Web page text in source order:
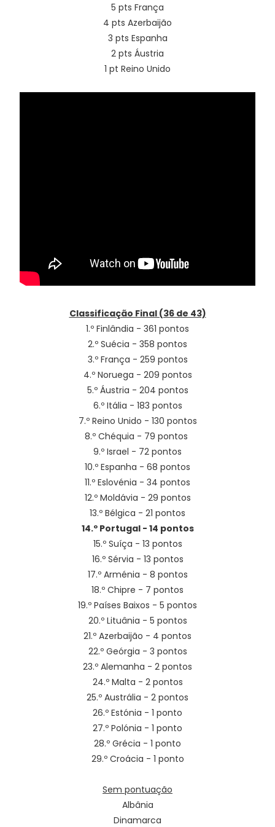
5 pts França
4 pts Azerbaijão
3 pts Espanha
2 pts Áustria
1 pt Reino Unido
Classificação Final (36 de 43)
1.º Finlândia - 361 pontos
2.º Suécia - 358 pontos
3.º França - 259 pontos
4.º Noruega - 209 pontos
5.º Áustria - 204 pontos
6.º Itália - 183 pontos
7.º Reino Unido - 130 pontos
8.º Chéquia - 79 pontos
9.º Israel - 72 pontos
10.º Espanha - 68 pontos
11.º Eslovénia - 34 pontos
12.º Moldávia - 29 pontos
13.º Bélgica - 21 pontos
14.º Portugal - 14 pontos
15.º Suíça - 13 pontos
16.º Sérvia - 13 pontos
17.º Arménia - 8 pontos
18.º Chipre - 7 pontos
19.º Países Baixos - 5 pontos
20.º Lituânia - 5 pontos
21.º Azerbaijão - 4 pontos
22.º Geórgia - 3 pontos
23.º Alemanha - 2 pontos
24.º Malta - 2 pontos
25.º Austrália - 2 pontos
26.º Estónia - 1 ponto
27.º Polónia - 1 ponto
28.º Grécia - 1 ponto
29.º Croácia - 1 ponto
Sem pontuação
Albânia
Dinamarca